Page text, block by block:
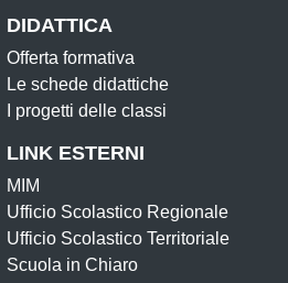
DIDATTICA
Offerta formativa
Le schede didattiche
I progetti delle classi
LINK ESTERNI
MIM
Ufficio Scolastico Regionale
Ufficio Scolastico Territoriale
Scuola in Chiaro